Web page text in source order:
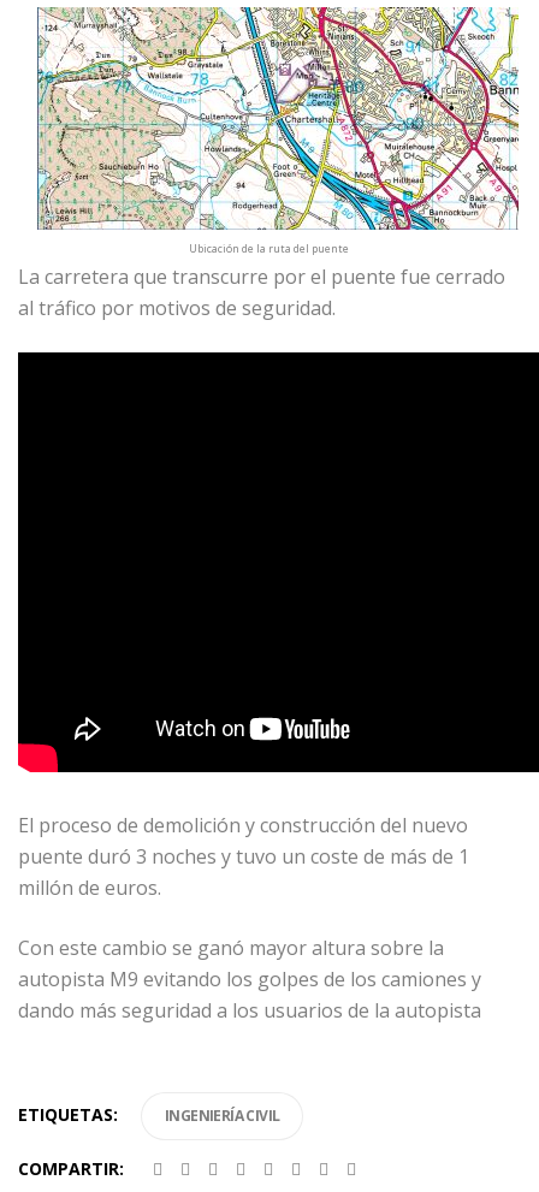
Ubicación de la ruta del puente
La carretera que transcurre por el puente fue cerrado
al tráfico por motivos de seguridad.
El proceso de demolición y construcción del nuevo
puente duró 3 noches y tuvo un coste de más de 1
millón de euros.
Con este cambio se ganó mayor altura sobre la
autopista M9 evitando los golpes de los camiones y
dando más seguridad a los usuarios de la autopista
ETIQUETAS: INGENIERÍA CIVIL
COMPARTIR: